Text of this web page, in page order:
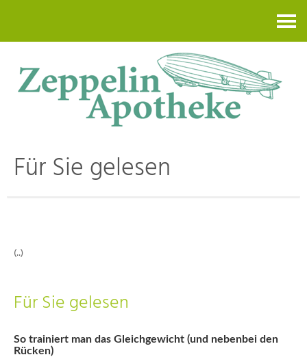
Für Sie gelesen
(..)
Für Sie gelesen
So trainiert man das Gleichgewicht (und nebenbei den
Rücken)